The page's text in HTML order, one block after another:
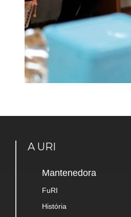
A URI
Mantenedora
FuRI
História